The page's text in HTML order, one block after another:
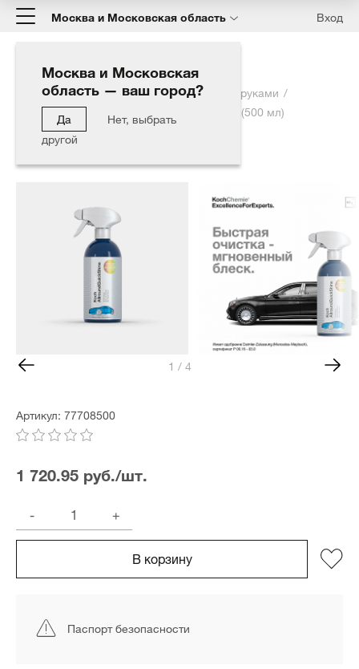
Москва и Московская область
Москва и Московская
область — ваш город?
Да
Нет, выбрать
другой
Вход
Главная Каталог Уход за авто своими руками
ALLROUNDQUICKSHINE - Быстрый блеск (500 мл)
Уход за авто своими руками
1 / 4
Артикул: 77708500
1 720.95 руб./шт.
-
+
В корзину
Паспорт безопасности